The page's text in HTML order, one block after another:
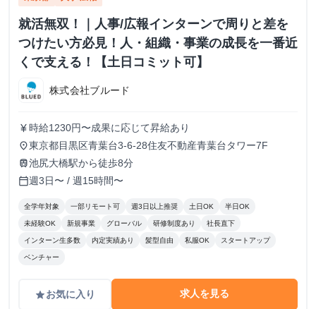
就活無双！｜人事/広報インターンで周りと差を
つけたい方必見！人・組織・事業の成長を一番近
くで支える！【土日コミット可】
株式会社ブルード
currency_yen 時給1230円〜成果に応じて昇給あり
place東京都目黒区青葉台3-6-28住友不動産青葉台タワー7F
train池尻大橋駅から徒歩8分
calendar_today週3日〜 / 週15時間〜
全学年対象 一部リモート可 週3日以上推奨 土日OK 半日OK
未経験OK 新規事業 グローバル 研修制度あり 社長直下
インターン生多数 内定実績あり 髪型自由 私服OK スタートアップ
ベンチャー
gradeお気に入り 求人を見る